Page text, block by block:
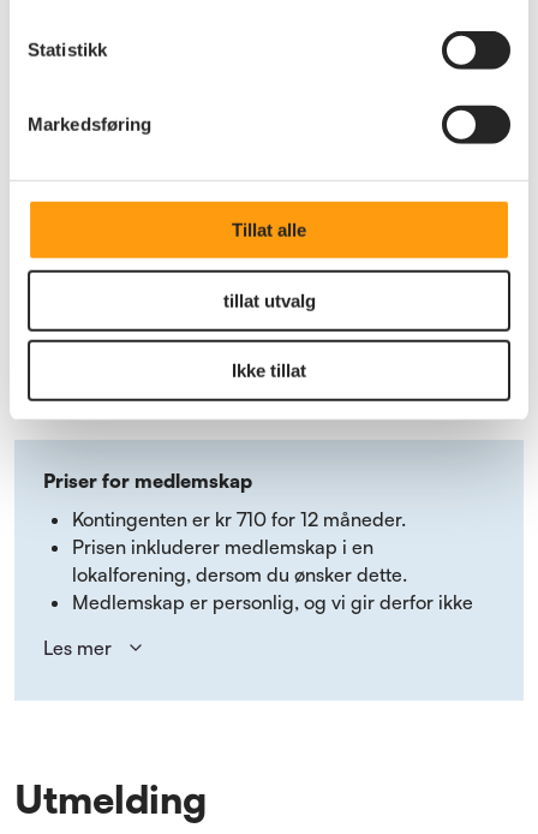
Statistikk
Markedsføring
Tillat alle
tillat utvalg
Ikke tillat
Olavs Plass, 0130 Oslo
på SMS, dersom du ønsker dette.
Kollektive medlemmer
Hvis du er kollektivt innmeldt i Pensjonistforbundet
gjennomen tilsluttet organisasjon, betaler du kun for
medlemskap i en lokalforening, kr 230.
dersom du ønsker det.
Priser for medlemskap
Kontingenten er kr 710 for 12 måneder.
Prisen inkluderer medlemskap i en
lokalforening, dersom du ønsker dette.
Medlemskap er personlig, og vi gir derfor ikke
utgave av Pensjonisten tilsendt, gi beskjed på tlf.
Les mer
Utmelding